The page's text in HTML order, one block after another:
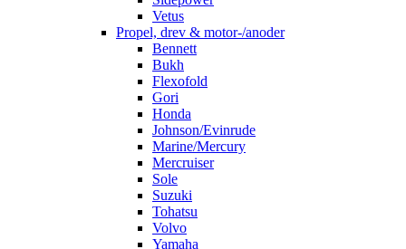
Vetus
Propel, drev & motor-/anoder
Bennett
Bukh
Flexofold
Gori
Honda
Johnson/Evinrude
Marine/Mercury
Mercruiser
Sole
Suzuki
Tohatsu
Volvo
Yamaha